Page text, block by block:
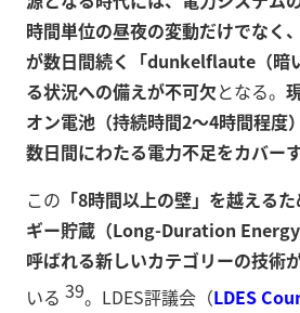
時間単位の昼夜の変動だけでなく
が数日間続く「dunkelflaute（暗
る状況への備えが不可欠となる。
オン電池（持続時間2～4時間程度
数日間にわたる電力不足をカバー
この 「8時間以上の壁」を越える
ギー貯蔵（Long-Duration
呼ばれる新しいカテゴリーの技術
いる 39。LDES評議会（LDES